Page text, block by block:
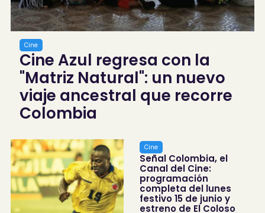
Cine
Cine Azul regresa con la
"Matriz Natural": un nuevo
viaje ancestral que recorre
Colombia
Cine
Señal Colombia, el
Canal del Cine:
programación
completa del lunes
festivo 15 de junio y
estreno de El Coloso